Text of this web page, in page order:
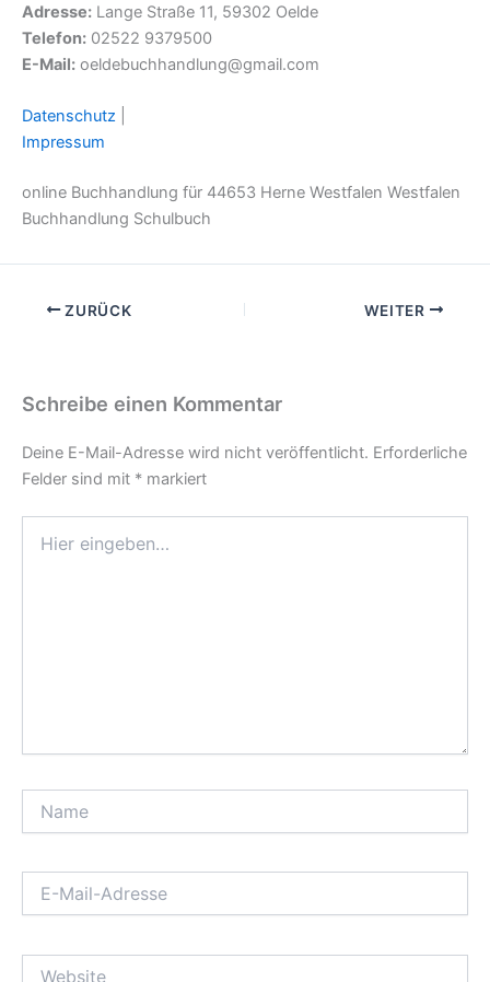
Adresse: Lange Straße 11, 59302 Oelde
Telefon: 02522 9379500
E-Mail: oeldebuchhandlung@gmail.com
Datenschutz
Impressum
online Buchhandlung für 44653 Herne Westfalen Westfalen
Buchhandlung Schulbuch
ZURÜCK WEITER
Schreibe einen Kommentar
Deine E-Mail-Adresse wird nicht veröffentlicht. Erforderliche
Felder sind mit * markiert
eingeben…
Mail-